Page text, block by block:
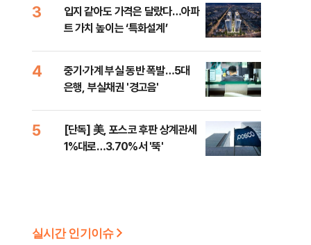
3
입지 같아도 가격은 달랐다…아파
트 가치 높이는 ‘특화설계’
4
중기·가계 부실 동반 폭발…5대
은행, 부실채권 '경고음'
5
[단독] 美, 포스코 후판 상계관세
1%대로…3.70%서 '뚝'